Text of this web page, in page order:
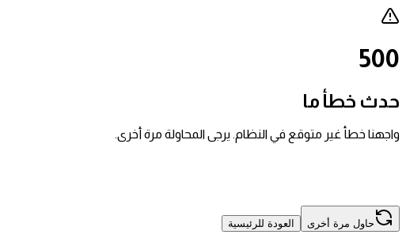
500
حدث خطأ ما
واجهنا خطأ غير متوقع في النظام. يرجى المحاولة مرة أخرى.
حاول مرة أخرى العودة للرئيسية